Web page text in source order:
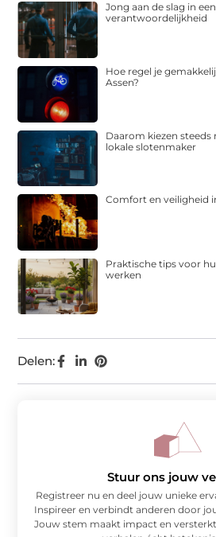
Delen:
Jong aan de slag in
verantwoordelijkheid
Hoe regel je
Assen?
Daarom kiezen steeds
lokale slotenmaker
Comfort en veiligheid
Praktische tips voor
werken
Stuur ons jouw
Registreer nu en deel jouw unieke
Inspireer en verbindt anderen door
Jouw stem maakt impact en